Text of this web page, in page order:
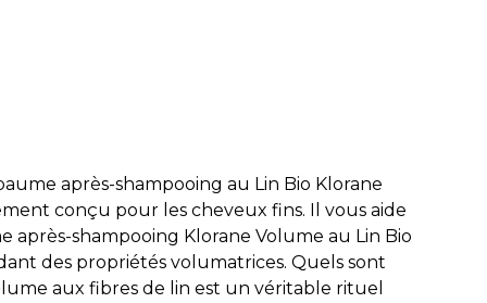
après-shampooing au Lin Bio Klorane
conçu pour les cheveux fins. Il vous aide
shampooing Klorane Volume au Lin Bio
des propriétés volumatrices. Quels sont
aux fibres de lin est un véritable rituel